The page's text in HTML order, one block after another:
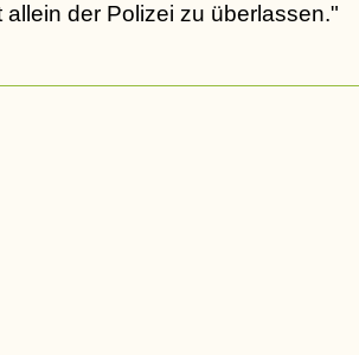
allein der Polizei zu überlassen."